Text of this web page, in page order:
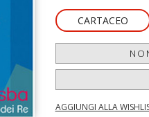
CARTACEO
AGGIUNGI ALLA